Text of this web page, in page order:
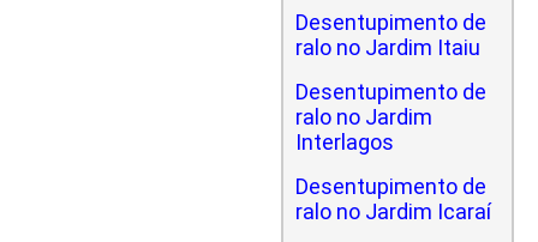
Desentupimento de
ralo no Jardim Itaiu
Desentupimento de
ralo no Jardim
Interlagos
Desentupimento de
ralo no Jardim Icaraí